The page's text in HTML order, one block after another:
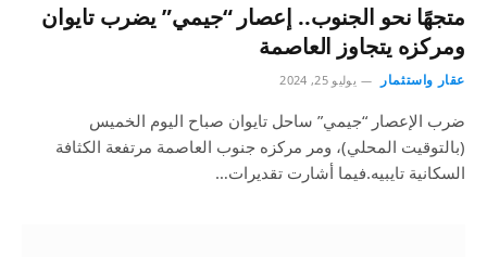
متجهًا نحو الجنوب.. إعصار “جيمي” يضرب تايوان
ومركزه يتجاوز العاصمة
عقار واستثمار يوليو 25, 2024
ضرب الإعصار “جيمي” ساحل تايوان صباح اليوم الخميس
(بالتوقيت المحلي)، ومر مركزه جنوب العاصمة مرتفعة الكثافة
السكانية تايبيه.فيما أشارت تقديرات…